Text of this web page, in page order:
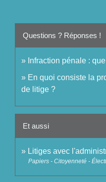
Questions ? Réponses !
Infraction pénale :
En quoi consiste la
de litige ?
Et aussi
Litiges avec
Papiers - Citoyenneté -